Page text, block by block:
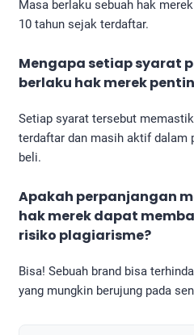
Masa berlaku sebuah hak
10 tahun sejak terdaftar.
Mengapa setiap syarat
berlaku hak merek
Setiap syarat tersebut
terdaftar dan masih aktif dalam
beli.
Apakah perpanjangan
hak merek dapat
risiko plagiarisme?
Bisa! Sebuah brand bisa
yang mungkin berujung pada